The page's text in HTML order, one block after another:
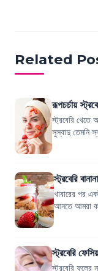
Related
রূপচর্চায়
স্ট্রবেরি খেতে
সুস্বাদু তেমনি
সমান কদর। আর
স্ট্রবেরি
খাবারের পর
আনতে আমরা
কোনো ডেজার্ট
স্ট্রবেরি
স্ট্রবেরি ফলের